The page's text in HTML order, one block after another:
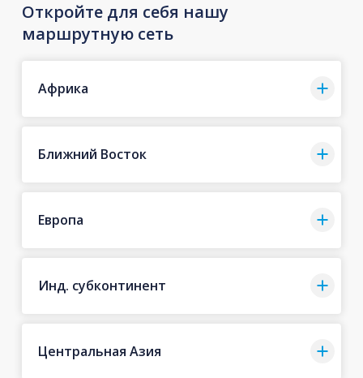
Откройте для себя нашу
маршрутную сеть
Африка
Ближний Восток
Европа
Инд. субконтинент
Центральная Азия